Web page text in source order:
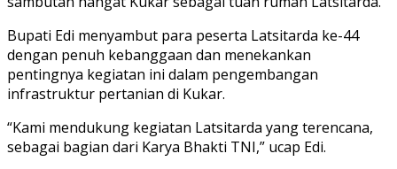
Bupati Edi menyambut para peserta Latsitarda ke-44
dengan penuh kebanggaan dan menekankan
pentingnya kegiatan ini dalam pengembangan
infrastruktur pertanian di Kukar.
“Kami mendukung kegiatan Latsitarda yang terencana,
sebagai bagian dari Karya Bhakti TNI,” ucap Edi.